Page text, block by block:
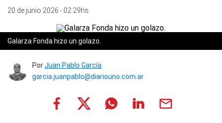
20 de junio 2026 - 02:29hs
Galarza Fonda hizo un golazo.
PorJuan Pablo García
garcia.juanpablo@diariouno.com.ar